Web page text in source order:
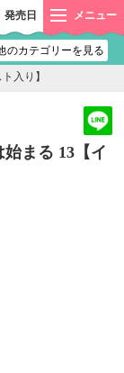
発売日 メニュー
入り】
まる 13【イ